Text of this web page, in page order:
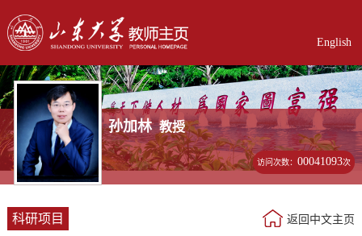
English
孙加林 教授
访问次数：00041093次
科研项目 返回中文主页